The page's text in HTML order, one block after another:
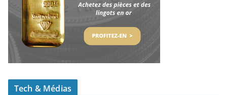
Tech & Médias